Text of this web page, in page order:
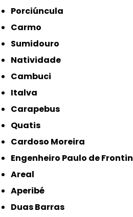
Porciúncula
Carmo
Sumidouro
Natividade
Cambuci
Italva
Carapebus
Quatis
Cardoso Moreira
Engenheiro Paulo de Frontin
Areal
Aperibé
Duas Barras